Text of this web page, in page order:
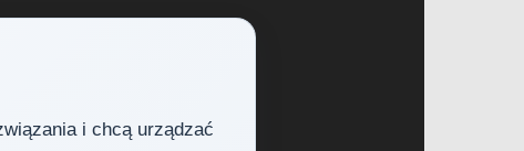
i chcą urządzać